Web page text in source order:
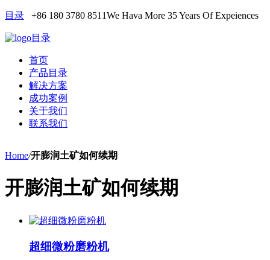
目录 +86 180 3780 8511We Hava More 35 Years Of Expeiences
目录
首页
产品目录
解决方案
成功案例
关于我们
联系我们
Home/开膨润土矿如何续期
开膨润土矿如何续期
超细微粉磨粉机